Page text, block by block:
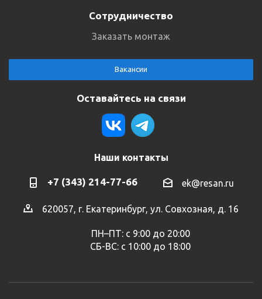
Сотрудничество
Заказать монтаж
Вакансии
Оставайтесь на связи
Наши контакты
+7 (343) 214-77-66 ek@resan.ru
620057, г. Екатеринбург, ул. Совхозная, д. 16
ПН–ПТ: с 9:00 до 20:00
СБ-ВС: с 10:00 до 18:00